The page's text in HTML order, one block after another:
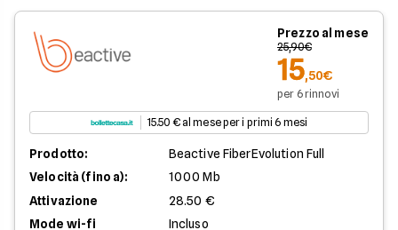
Prezzo al mese
25,90€
15,50€
per 6 rinnovi
15.50 € al mese per i primi 6 mesi
Prodotto:
Beactive FiberEvolution Full
Velocità (fino a):
1000 Mb
Attivazione
28.50 €
Mode wi-fi
Incluso